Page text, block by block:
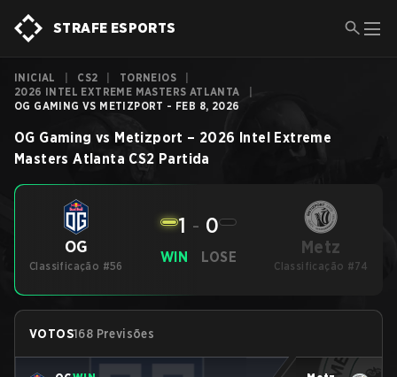
STRAFE ESPORTS
INICIAL CS2 TORNEIOS
2026 INTEL EXTREME MASTERS ATLANTA
OG GAMING VS METIZPORT - FEB 8, 2026
OG Gaming vs Metizport – 2026 Intel Extreme
Masters Atlanta CS2 Partida
OG
Classificação #56
WIN
1 - 0
LOSE Metz
Classificação #74
VOTOS168 Previsões